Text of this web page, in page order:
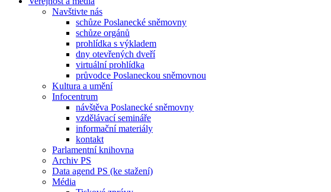
Navštivte nás
schůze Poslanecké sněmovny
schůze orgánů
prohlídka s výkladem
dny otevřených dveří
virtuální prohlídka
průvodce Poslaneckou sněmovnou
Kultura a umění
Infocentrum
návštěva Poslanecké sněmovny
vzdělávací semináře
informační materiály
kontakt
Parlamentní knihovna
Archiv PS
Data agend PS (ke stažení)
Média